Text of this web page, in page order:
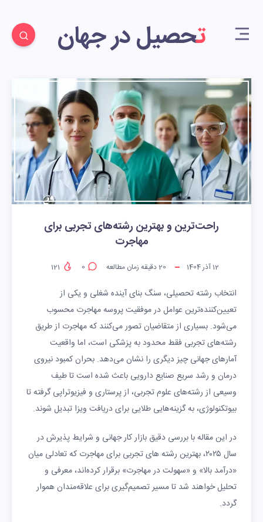
تحصیل در جهان
راحت‌ترین و بهترین رشته‌های تجربی برای
مهاجرت
12 آذر 1404 20دقیقه زمان مطالعه 0
انتخاب رشته تحصیلی، سنگ بنای آینده شغلی و یکی از
تعیین‌کننده‌ترین عوامل در موفقیت پروسه مهاجرت محسوب
می‌شود. بسیاری از متقاضیان تصور می‌کنند که مهاجرت از طریق
رشته‌های تجربی فقط محدود به پزشکی است، اما واقعیت
آمارهای جهانی چیز دیگری را نشان می‌دهد. بحران کمبود نیروی
درمان و رشد سریع صنایع دارویی باعث شده است تا طیف
وسیعی از رشته‌های علوم تجربی، از پرستاری و فیزیوتراپی گرفته تا
بیوتکنولوژی، به گزینه‌هایی طلایی برای دریافت ویزا تبدیل شوند.
در این مقاله با بررسی دقیق بازار کار جهانی و شرایط پذیرش در
سال ۲۰۲۵، بهترین رشته های تجربی برای مهاجرت که تعادلی میان
«درآمد بالا» و «سهولت در مهاجرت» برقرار کرده‌اند، معرفی و
تحلیل خواهند شد تا مسیر تصمیم‌گیری برای علاقه‌مندان هموار
گردد.